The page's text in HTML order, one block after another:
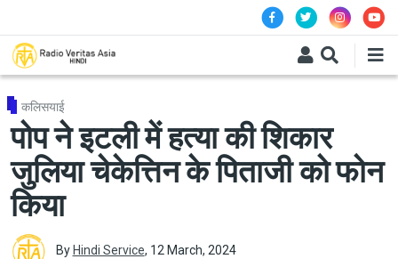
कलिसयाई
पोप ने इटली में हत्या की शिकार
जुलिया चेकेत्तिन के पिताजी को फोन
किया
By Hindi Service, 12 March, 2024